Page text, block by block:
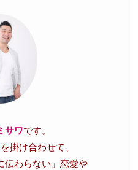
サワです。
掛け合わせて、
伝わらない」恋愛や